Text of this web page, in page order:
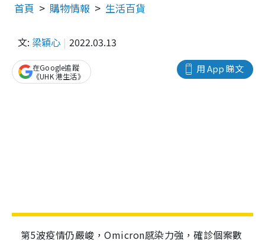
首頁 購物情報 生活百貨
文: 梁穎心 2022.03.13
用 App 睇文
在Google追蹤
《UHK 港生活》
第5波疫情仍嚴峻，Omicron感染力強，確診個案數